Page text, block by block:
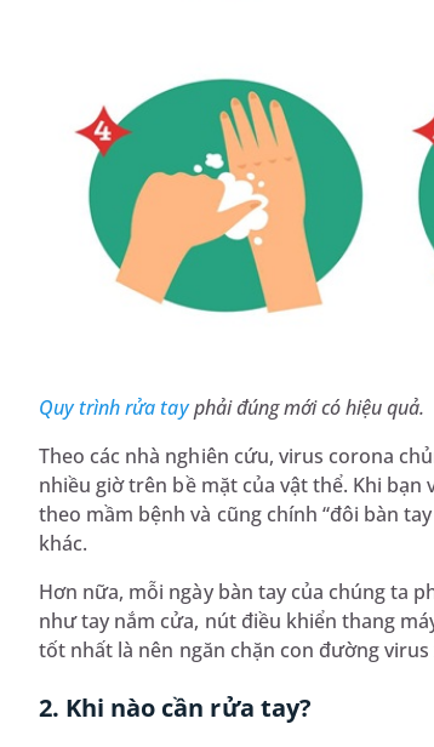
Quy trình rửa tayphải đúng mới có hiệu quả.
Theo các nhà nghiên cứu, virus corona
nhiều giờ trên bề mặt của vật thể. Khi
theo mầm bệnh và cũng chính “đôi bàn
khác.
Hơn nữa, mỗi ngày bàn tay của chúng ta
như tay nắm cửa, nút điều khiển thang
tốt nhất là nên ngăn chặn con đường
2. Khi nào cần rửa tay?